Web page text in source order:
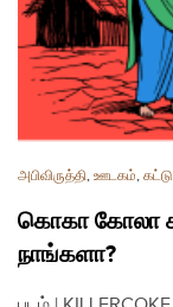
அபிவிருத்தி, ஊடகம்,
கொகா கோலா
நாங்களா?